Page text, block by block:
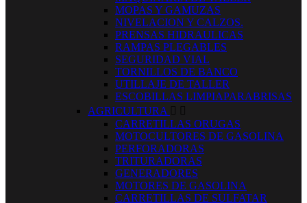
MOPAS Y GAMUZAS
NIVELACION Y CALZOS.
PRENSAS HIDRAULICAS
RAMPAS PLEGABLES
SEGURIDAD VIAL
TORNILLOS DE BANCO
UTILLAJE DE TALLER
ESCOBILLAS LIMPIAPARABRISAS
AGRICULTURA  
CARRETILLAS ORUGAS
MOTOCULTORES DE GASOLINA
PERFORADORAS
TRITURADORAS
GENERADORES
MOTORES DE GASOLINA
CARRETILLAS DE SULFATAR